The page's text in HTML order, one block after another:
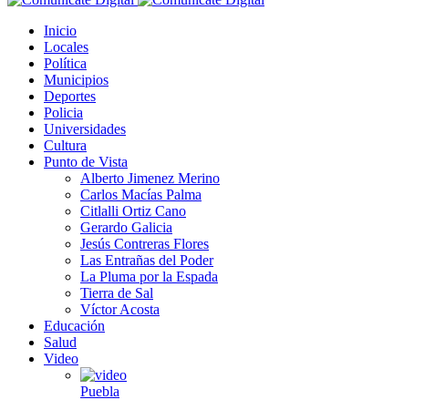
Inicio
Locales
Política
Municipios
Deportes
Policia
Universidades
Cultura
Punto de Vista
Alberto Jimenez Merino
Carlos Macías Palma
Citlalli Ortiz Cano
Gerardo Galicia
Jesús Contreras Flores
Las Entrañas del Poder
La Pluma por la Espada
Tierra de Sal
Víctor Acosta
Educación
Salud
Video
Puebla